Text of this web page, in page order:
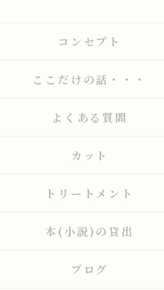
コンセプト
ここだけの話・・・
よくある質問
カット
トリートメント
本(小説)の貸出
ブログ